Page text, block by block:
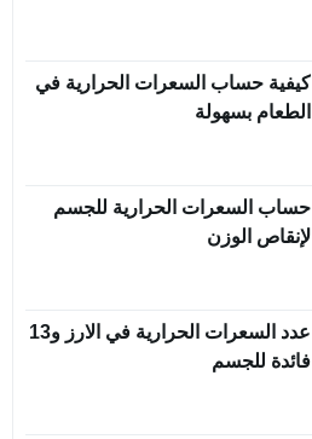
كيفية حساب السعرات الحرارية في
الطعام بسهولة
حساب السعرات الحرارية للجسم
لإنقاص الوزن
عدد السعرات الحرارية في الارز و13
فائدة للجسم